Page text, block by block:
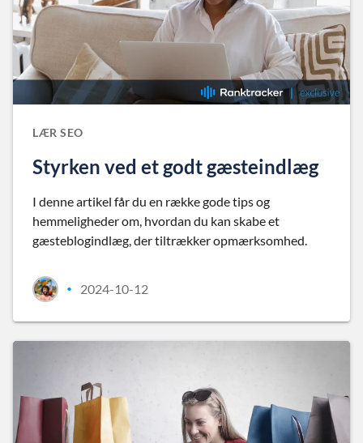
LÆR SEO
Styrken ved et godt gæsteindlæg
I denne artikel får du en række gode tips og
hemmeligheder om, hvordan du kan skabe et
gæsteblogindlæg, der tiltrækker opmærksomhed.
• 2024-10-12